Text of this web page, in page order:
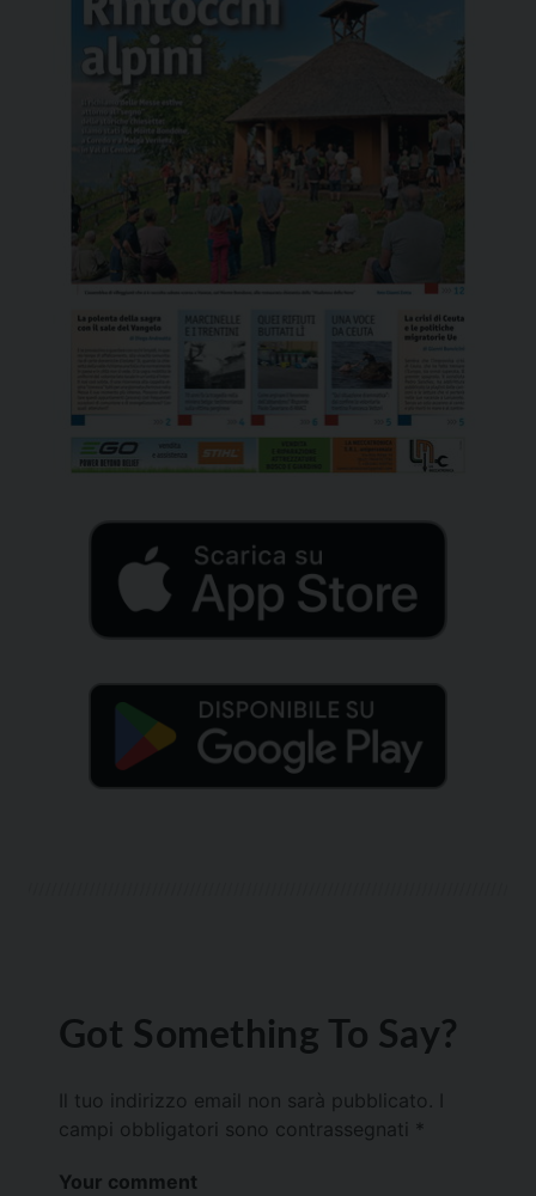
Got Something To Say?
Il tuo indirizzo email non sarà pubblicato.
campi obbligatori sono contrassegnati *
Your comment